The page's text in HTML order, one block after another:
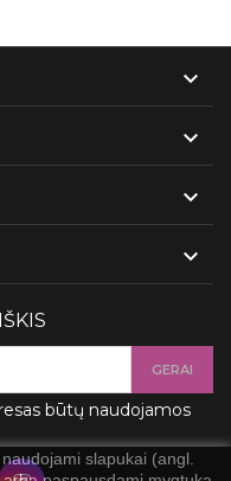




slapukai (angl.
būtų naudojamos